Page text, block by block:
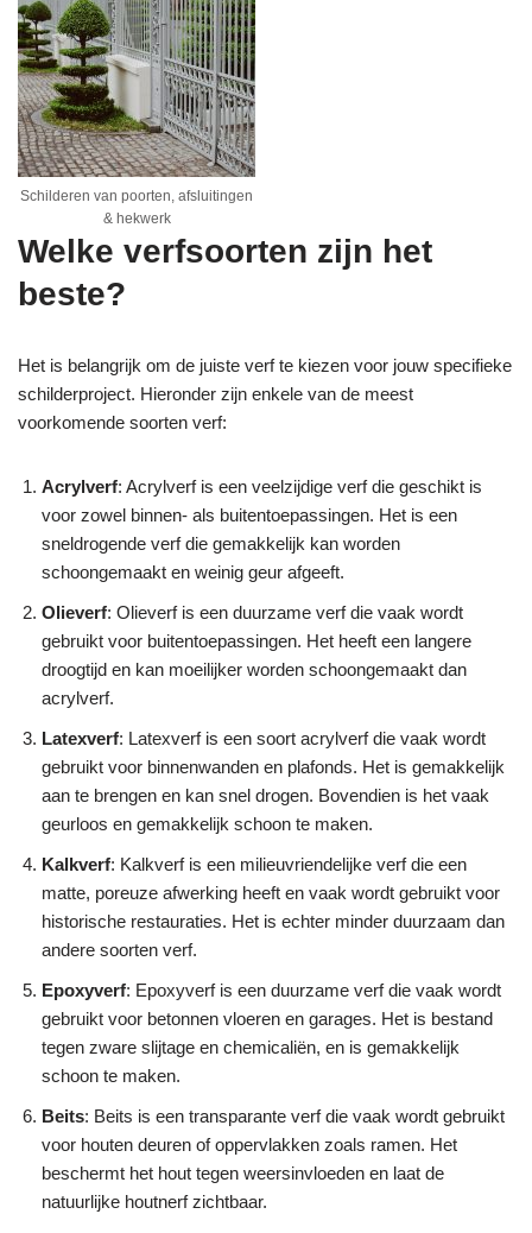
Schilderen van poorten, afsluitingen
& hekwerk
Welke verfsoorten zijn het
beste?
Het is belangrijk om de juiste verf te kiezen voor jouw specifieke
schilderproject. Hieronder zijn enkele van de meest
voorkomende soorten verf:
Acrylverf: Acrylverf is een veelzijdige verf die geschikt is
voor zowel binnen- als buitentoepassingen. Het is een
sneldrogende verf die gemakkelijk kan worden
schoongemaakt en weinig geur afgeeft.
Olieverf: Olieverf is een duurzame verf die vaak wordt
gebruikt voor buitentoepassingen. Het heeft een langere
droogtijd en kan moeilijker worden schoongemaakt dan
acrylverf.
Latexverf: Latexverf is een soort acrylverf die vaak wordt
gebruikt voor binnenwanden en plafonds. Het is gemakkelijk
aan te brengen en kan snel drogen. Bovendien is het vaak
geurloos en gemakkelijk schoon te maken.
Kalkverf: Kalkverf is een milieuvriendelijke verf die een
matte, poreuze afwerking heeft en vaak wordt gebruikt voor
historische restauraties. Het is echter minder duurzaam dan
andere soorten verf.
Epoxyverf: Epoxyverf is een duurzame verf die vaak wordt
gebruikt voor betonnen vloeren en garages. Het is bestand
tegen zware slijtage en chemicaliën, en is gemakkelijk
schoon te maken.
Beits: Beits is een transparante verf die vaak wordt gebruikt
voor houten deuren of oppervlakken zoals ramen. Het
beschermt het hout tegen weersinvloeden en laat de
natuurlijke houtnerf zichtbaar.